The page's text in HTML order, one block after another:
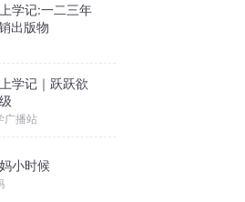
学记:一二三年
出版物
学记｜跃跃欲
广播站
小时候